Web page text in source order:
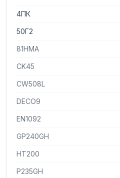
4ПК
50Г2
81НМА
CK45
CW508L
DECO9
EN1092
GP240GH
HT200
P235GH